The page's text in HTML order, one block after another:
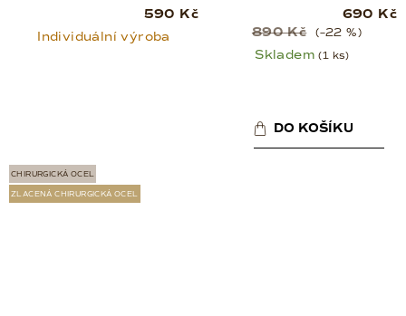
590 Kč
Individuální výroba
690 Kč
890 Kč
(–22 %)
Skladem(1 ks)
DO KOŠÍKU
CHIRURGICKÁ OCEL
ZLACENÁ CHIRURGICKÁ OCEL